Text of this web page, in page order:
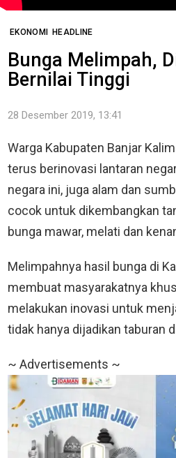
EKONOMI HEADLINE
Bunga Melimpah,
Bernilai Tinggi
28 Desember 2019, 13:41
Warga Kabupaten Banjar
terus berinovasi lantaran
negara ini, juga alam dan
cocok untuk dikembangkan
bunga mawar, melati dan
Melimpahnya hasil bunga di
membuat masyarakatnya
melakukan inovasi untuk
tidak hanya dijadikan taburan
~ Advertisements ~